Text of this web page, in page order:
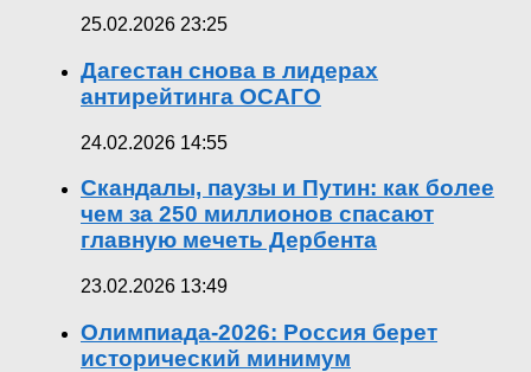
25.02.2026 23:25
Дагестан снова в лидерах
антирейтинга ОСАГО
24.02.2026 14:55
Скандалы, паузы и Путин: как более
чем за 250 миллионов спасают
главную мечеть Дербента
23.02.2026 13:49
Олимпиада-2026: Россия берет
исторический минимум